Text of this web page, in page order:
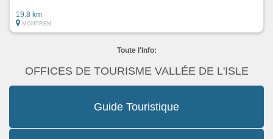
19.8 km
MONTREM
Toute l'Info:
OFFICES DE TOURISME VALLÉE DE L'ISLE
Guide Touristique